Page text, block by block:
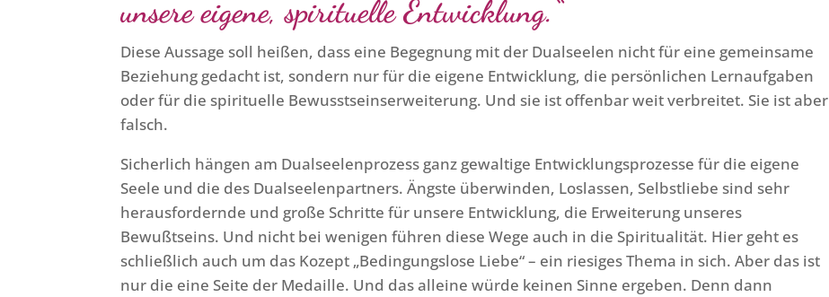
unsere eigene, spirituelle Entwicklung.“
Diese Aussage soll heißen, dass eine Begegnung mit der Dualseelen nicht für eine gemeinsame
Beziehung gedacht ist, sondern nur für die eigene Entwicklung, die persönlichen Lernaufgaben
oder für die spirituelle Bewusstseinserweiterung. Und sie ist offenbar weit verbreitet. Sie ist aber
falsch.
Sicherlich hängen am Dualseelenprozess ganz gewaltige Entwicklungsprozesse für die eigene
Seele und die des Dualseelenpartners. Ängste überwinden, Loslassen, Selbstliebe sind sehr
herausfordernde und große Schritte für unsere Entwicklung, die Erweiterung unseres
Bewußtseins. Und nicht bei wenigen führen diese Wege auch in die Spiritualität. Hier geht es
schließlich auch um das Kozept „Bedingungslose Liebe“ – ein riesiges Thema in sich. Aber das ist
nur die eine Seite der Medaille. Und das alleine würde keinen Sinne ergeben. Denn dann